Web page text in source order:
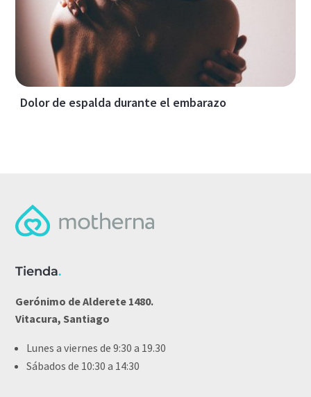
Dolor de espalda durante el embarazo
Tienda.
Gerónimo de Alderete 1480.
Vitacura, Santiago
Lunes a viernes de 9:30 a 19.30
Sábados de 10:30 a 14:30